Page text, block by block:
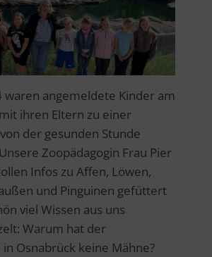
waren angemeldete Kinder am
ihren Eltern zu einer
der gesunden Stunde
Zoopädagogin Frau Pier
Infos zu Affen, Löwen,
und Pinguinen gefüttert
viel Wissen aus uns
Warum hat der
Osnabrück keine Mähne?